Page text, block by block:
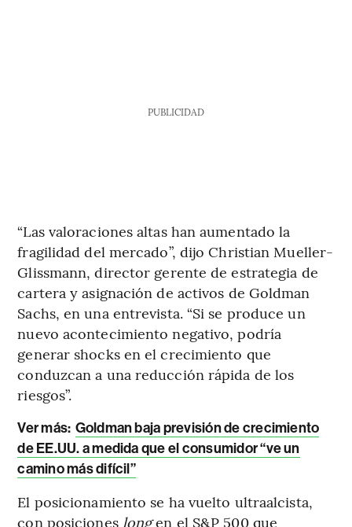
PUBLICIDAD
“Las valoraciones altas han aumentado la
fragilidad del mercado”, dijo Christian Mueller-
Glissmann, director gerente de estrategia de
cartera y asignación de activos de Goldman
Sachs, en una entrevista. “Si se produce un
nuevo acontecimiento negativo, podría
generar shocks en el crecimiento que
conduzcan a una reducción rápida de los
riesgos”.
Ver más: Goldman baja previsión de crecimiento
de EE.UU. a medida que el consumidor “ve un
camino más difícil”
El posicionamiento se ha vuelto ultraalcista,
con posiciones longen el S&P 500 que